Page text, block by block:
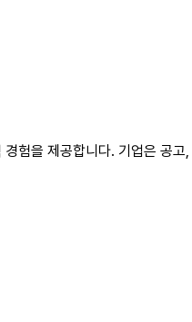
험을 제공합니다. 기업은 공고